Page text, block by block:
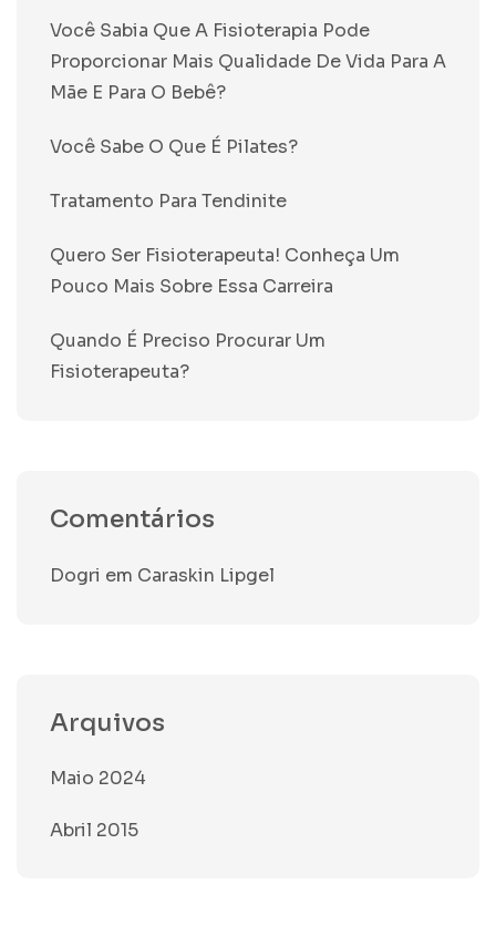
Você Sabia Que A Fisioterapia Pode
Proporcionar Mais Qualidade De Vida Para A
Mãe E Para O Bebê?
Você Sabe O Que É Pilates?
Tratamento Para Tendinite
Quero Ser Fisioterapeuta! Conheça Um
Pouco Mais Sobre Essa Carreira
Quando É Preciso Procurar Um
Fisioterapeuta?
Comentários
Dogri em Caraskin Lipgel
Arquivos
Maio 2024
Abril 2015